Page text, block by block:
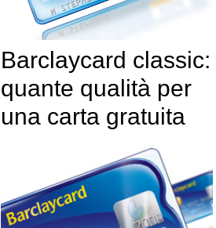
Barclaycard classic:
quante qualità per
una carta gratuita